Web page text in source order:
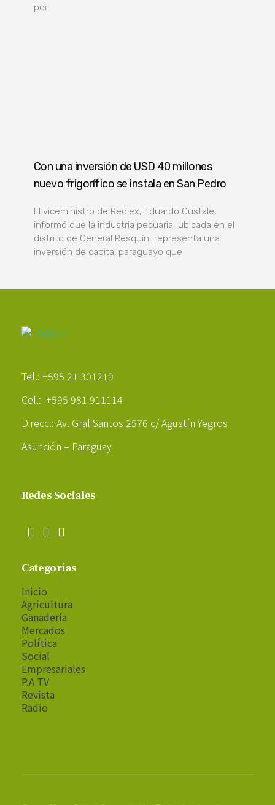
por
Con una inversión de USD 40 millones
nuevo frigorífico se instala en San Pedro
El viceministro de Rediex, Eduardo Gustale,
informó que la industria pecuaria, ubicada en el
distrito de General Resquín, representa una
inversión de capital paraguayo que
Tel.: +595 21 301219
Cel.: +595 981 911114
Direcc.: Av. Gral Santos 2576 c/ Agustín Yegros
Asunción – Paraguay
Redes Sociales
Categorías
Inicio
Agricultura
Ganadería
Mercados
Política
Social
Empresariales
P.A TV
Revista
Radio